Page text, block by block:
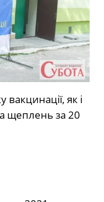
як і
щеплень за 20